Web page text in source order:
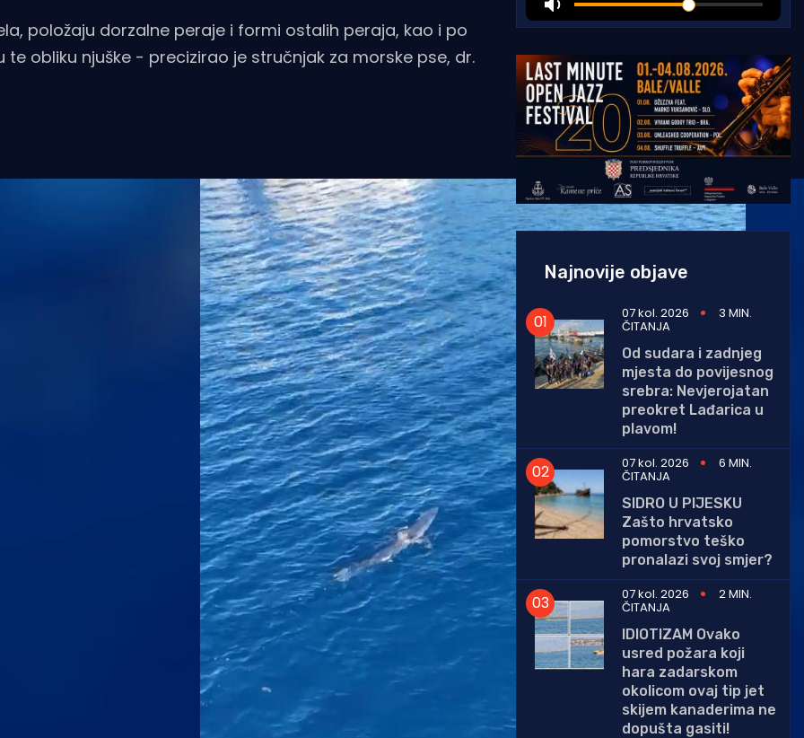
položaju dorzalne peraje i formi ostalih peraja, kao i po
obliku njuške - precizirao je stručnjak za morske pse, dr.
Najnovije objave
07 kol. 2026 3 MIN.
ČITANJA
Od sudara i zadnjeg
mjesta do povijesnog
srebra: Nevjerojatan
preokret Lađarica u
plavom!
07 kol. 2026
6 MIN.
ČITANJA
SIDRO U PIJESKU
Zašto hrvatsko
pomorstvo teško
pronalazi svoj smjer?
07 kol. 2026
2 MIN.
ČITANJA
IDIOTIZAM Ovako
usred požara koji
hara zadarskom
okolicom ovaj tip jet
skijem kanaderima ne
dopušta gasiti!